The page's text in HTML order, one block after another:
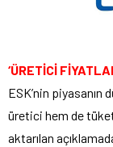
‘ÜRETİCİ
ESK’nin piyasanın
üretici hem de
aktarılan